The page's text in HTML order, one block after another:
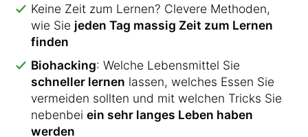
Keine Zeit zum Lernen? Clevere Methoden,
wie Sie jeden Tag massig Zeit zum Lernen
finden
Biohacking: Welche Lebensmittel Sie
schneller lernen lassen, welches Essen Sie
vermeiden sollten und mit welchen Tricks Sie
nebenbei ein sehr langes Leben haben
werden